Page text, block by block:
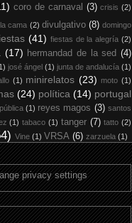
coro de carnaval (3) crisis (2)
cama (2) divulgativo (8) domingo
(41) fiestas de la alegría (2)
(17) hermandad de la sed (4)
josé ángel (1) junta de andalucía (1)
(1) minirelatos (23) moto (1)
(24) política (14) portugal
(1) reyes magos (3) santos
(1) tabaco (1) tanger (7) tatto (2)
Vine (1) VRSA (6) zarzuela (1)
privacy settings